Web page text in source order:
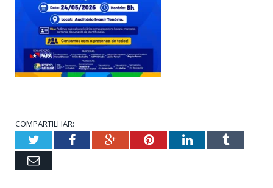
COMPARTILHAR:
TwitterFacebookGoogle+PinterestLinkedInTumblr
Email